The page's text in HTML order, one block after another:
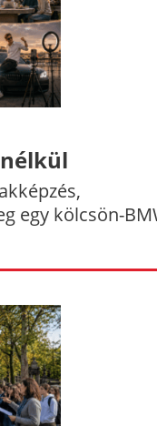
egy kölcsön-